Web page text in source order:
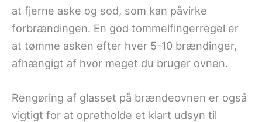
at fjerne aske og sod, som kan påvirke
forbrændingen. En god tommelfingerregel er
at tømme asken efter hver 5-10 brændinger,
afhængigt af hvor meget du bruger ovnen.
Rengøring af glasset på brændeovnen er også
vigtigt for at opretholde et klart udsyn til